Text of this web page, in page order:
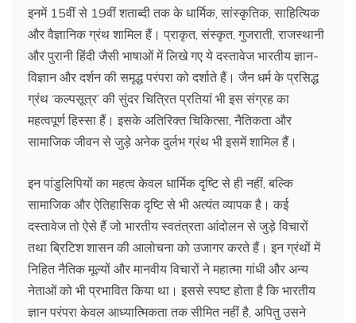
इनमें 15वीं से 19वीं शताब्दी तक के धार्मिक, सांस्कृतिक, साहित्यिक
और वैज्ञानिक ग्रंथ शामिल हैं। प्राकृत, संस्कृत, गुजराती, राजस्थानी
और पुरानी हिंदी जैसी भाषाओं में लिखे गए ये दस्तावेज भारतीय ज्ञान-
विज्ञान और दर्शन की समृद्ध परंपरा को दर्शाते हैं। जैन धर्म के प्रसिद्ध
ग्रंथ ‘कल्पसूत्र’ की सुंदर चित्रित प्रतियां भी इस संग्रह का
महत्वपूर्ण हिस्सा हैं। इसके अतिरिक्त चिकित्सा, नैतिकता और
सामाजिक जीवन से जुड़े अनेक दुर्लभ ग्रंथ भी इसमें शामिल हैं।
इन पांडुलिपियों का महत्व केवल धार्मिक दृष्टि से ही नहीं, बल्कि
सामाजिक और ऐतिहासिक दृष्टि से भी अत्यंत व्यापक है। कई
दस्तावेज तो ऐसे हैं जो भारतीय स्वतंत्रता आंदोलन से जुड़े विचारों
तथा ब्रिटिश शासन की आलोचना को उजागर करते हैं। इन ग्रंथों में
निहित नैतिक मूल्यों और मानवीय विचारों ने महात्मा गांधी और अन्य
नेताओं को भी प्रभावित किया था। इससे स्पष्ट होता है कि भारतीय
ज्ञान परंपरा केवल आध्यात्मिकता तक सीमित नहीं है, अपितु उसने